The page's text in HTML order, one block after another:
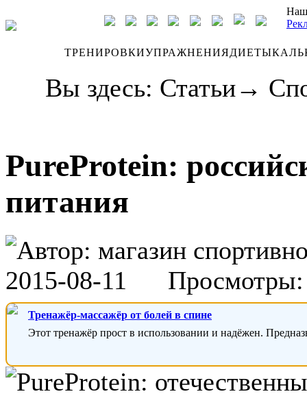
ТРЕНИРОВКИУПРАЖНЕНИЯДИЕТЫ
Вы здесь: Статьи→
PureProtein:
питания
Автор: магазин
2015-08-11 Просмотры:
Тренажёр-массажёр от болей в спине
Этот тренажёр прост в использовании и надёжен.